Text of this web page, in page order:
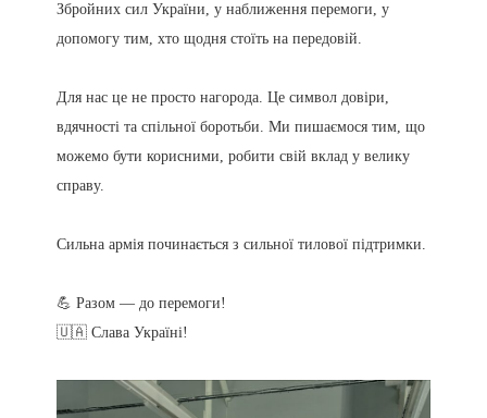
Збройних сил України, у наближення перемоги, у
допомогу тим, хто щодня стоїть на передовій.
Для нас це не просто нагорода. Це символ довіри,
вдячності та спільної боротьби. Ми пишаємося тим, що
можемо бути корисними, робити свій вклад у велику
справу.
Сильна армія починається з сильної тилової підтримки.
💪 Разом — до перемоги!
🇺🇦 Слава Україні!